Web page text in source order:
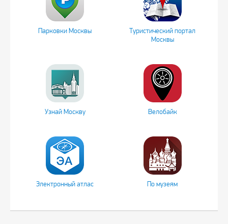
Парковки Москвы
Туристический портал
Москвы
Узнай Москву Велобайк
Электронный атлас По музеям